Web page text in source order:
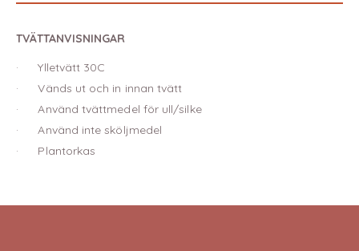
TVÄTTANVISNINGAR
· Ylletvätt 30C
· Vänds ut och in innan tvätt
· Använd tvättmedel för ull/silke
· Använd inte sköljmedel
· Plantorkas